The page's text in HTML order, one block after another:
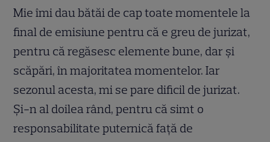
Mie îmi dau bătăi de cap toate momentele la
final de emisiune pentru că e greu de jurizat,
pentru că regăsesc elemente bune, dar și
scăpări, în majoritatea momentelor. Iar
sezonul acesta, mi se pare dificil de jurizat.
Și-n al doilea rând, pentru că simt o
responsabilitate puternică față de